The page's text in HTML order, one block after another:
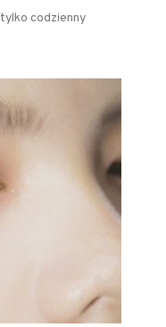
codzienny